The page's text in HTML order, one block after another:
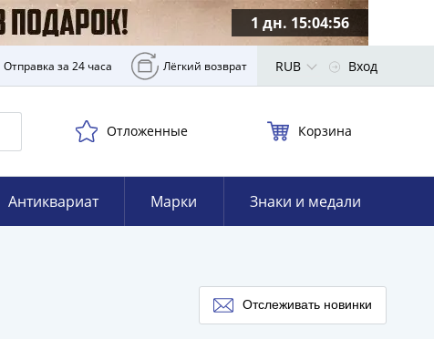
1 дн. 15:04:55
Отправка за 24 часа Лёгкий возврат RUB Вход
Отложенные Корзина
Антиквариат Марки Знаки и медали
Отслеживать новинки